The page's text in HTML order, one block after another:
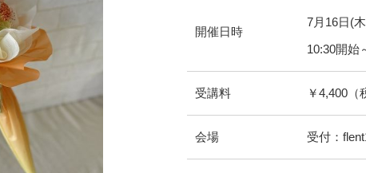
開催日時
7月 16日(
10:30開始
受講料 ￥4,400（
会場 受付：